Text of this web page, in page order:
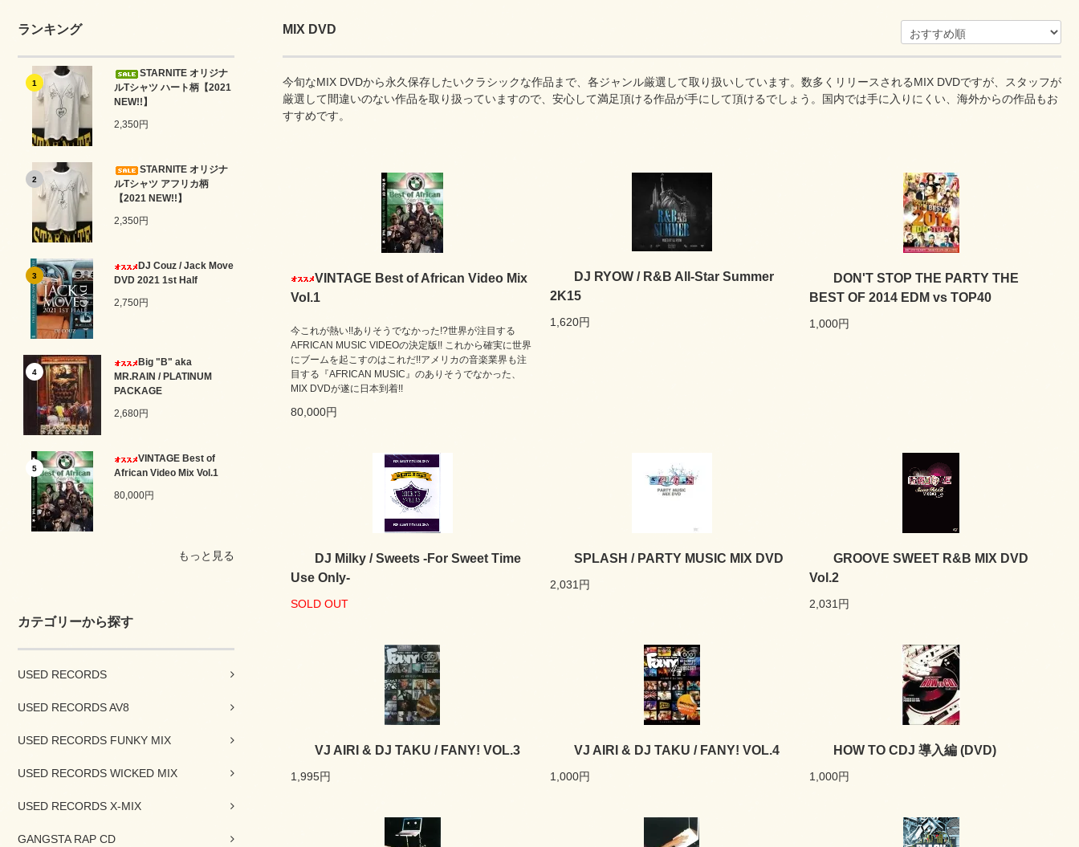
ランキング
1
STARNITE オリジナ
ルTシャツ ハート柄【2021
NEW!!】
2,350円
2
STARNITE オリジナ
ルTシャツ アフリカ柄
【2021 NEW!!】
2,350円
3
DJ Couz / Jack Move
DVD 2021 1st Half
2,750円
4
Big "B" aka
MR.RAIN / PLATINUM
PACKAGE
2,680円
5
VINTAGE Best of
African Video Mix Vol.1
80,000円
もっと見る
カテゴリーから探す
USED RECORDS
USED RECORDS AV8
USED RECORDS FUNKY MIX
USED RECORDS WICKED MIX
USED RECORDS X-MIX
GANGSTA RAP CD
MIX DVD
今旬なMIX DVDから永久保存したいクラシックな作品まで、各ジャンル厳選して取り扱いしています。数多くリリースされるMIX DVDですが、スタッフが
厳選して間違いのない作品を取り扱っていますので、安心して満足頂ける作品が手にして頂けるでしょう。国内では手に入りにくい、海外からの作品もお
すすめです。
VINTAGE Best of African Video Mix
Vol.1
今これが熱い!!ありそうでなかった!?世界が注目する
AFRICAN MUSIC VIDEOの決定版!! これから確実に世界
にブームを起こすのはこれだ!!アメリカの音楽業界も注
目する『AFRICAN MUSIC』のありそうでなかった、
MIX DVDが遂に日本到着!!
80,000円
DJ RYOW / R&B All-Star Summer
2K15
1,620円
DON'T STOP THE PARTY THE
BEST OF 2014 EDM vs TOP40
1,000円
DJ Milky / Sweets -For Sweet Time
Use Only-
SOLD OUT
SPLASH / PARTY MUSIC MIX DVD
2,031円
GROOVE SWEET R&B MIX DVD
Vol.2
2,031円
VJ AIRI & DJ TAKU / FANY! VOL.3
1,995円
VJ AIRI & DJ TAKU / FANY! VOL.4
1,000円
HOW TO CDJ 導入編 (DVD)
1,000円